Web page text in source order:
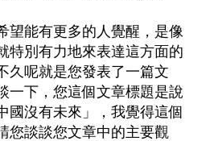
望能有更多的人覺醒，是像
特別有力地來表達這方面的
久呢就是您發表了一篇文
一下，您這個文章標題是說
國沒有未來」，我覺得這個
您談談您文章中的主要觀